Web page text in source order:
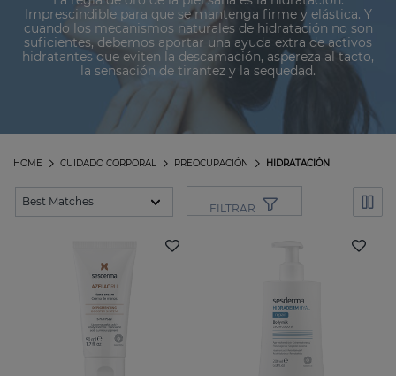
Imprescindible para que se mantenga firme y elástica. Y
cuando los mecanismos naturales de hidratación no son
suficientes, debemos aportar una ayuda extra de activos
hidratantes que eviten la descamación, aspereza al tacto,
la sensación de tirantez y la sequedad.
HIDRATACIÓN
PREOCUPACIÓN
CUIDADO CORPORAL
HOME
FILTRAR